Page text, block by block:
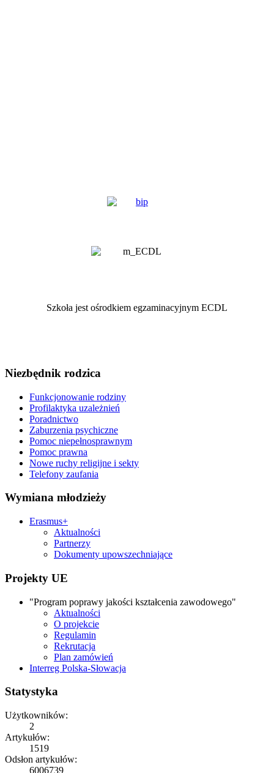
Szkoła jest ośrodkiem egzaminacyjnym ECDL
Niezbędnik rodzica
Funkcjonowanie rodziny
Profilaktyka uzależnień
Poradnictwo
Zaburzenia psychiczne
Pomoc niepełnosprawnym
Pomoc prawna
Nowe ruchy religijne i sekty
Telefony zaufania
Wymiana młodzieży
Erasmus+
Aktualności
Partnerzy
Dokumenty upowszechniające
Projekty UE
"Program poprawy jakości kształcenia zawodowego"
Aktualności
O projekcie
Regulamin
Rekrutacja
Plan zamówień
Interreg Polska-Słowacja
Statystyka
Użytkowników:
2
Artykułów:
1519
Odsłon artykułów:
6006739